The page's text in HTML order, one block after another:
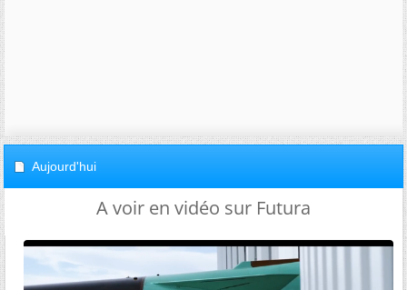
Aujourd'hui
A voir en vidéo sur Futura